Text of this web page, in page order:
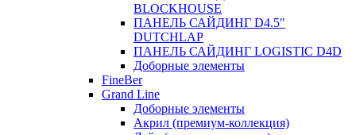
BLOCKHOUSE
ПАНЕЛЬ САЙДИНГ D4.5″
DUTCHLAP
ПАНЕЛЬ САЙДИНГ LOGISTIC D4D
Доборные элементы
FineBer
Grand Line
Доборные элементы
Акрил (премиум-коллекция)